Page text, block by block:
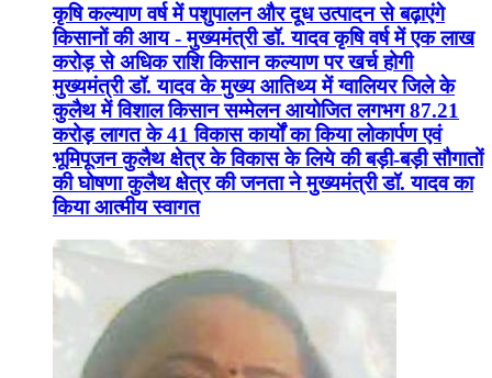
कृषि कल्याण वर्ष में पशुपालन और दूध उत्पादन से बढ़ाएंगे
किसानों की आय - मुख्यमंत्री डॉ. यादव कृषि वर्ष में एक लाख
करोड़ से अधिक राशि किसान कल्याण पर खर्च होगी
मुख्यमंत्री डॉ. यादव के मुख्य आतिथ्य में ग्वालियर जिले के
कुलैथ में विशाल किसान सम्मेलन आयोजित लगभग 87.21
करोड़ लागत के 41 विकास कार्यों का किया लोकार्पण एवं
भूमिपूजन कुलैथ क्षेत्र के विकास के लिये की बड़ी-बड़ी सौगातों
की घोषणा कुलैथ क्षेत्र की जनता ने मुख्यमंत्री डॉ. यादव का
किया आत्मीय स्वागत